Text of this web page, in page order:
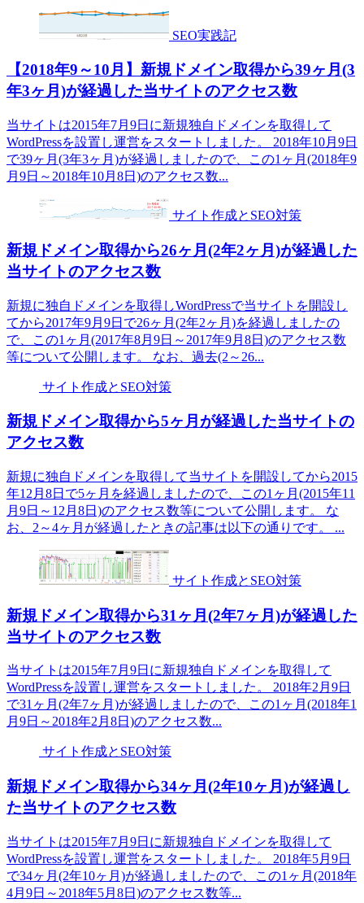
SEO実践記
【2018年9～10月】新規ドメイン取得から39ヶ月(3
年3ヶ月)が経過した当サイトのアクセス数
当サイトは2015年7月9日に新規独自ドメインを取得して
WordPressを設置し運営をスタートしました。 2018年10月9日
で39ヶ月(3年3ヶ月)が経過しましたので、この1ヶ月(2018年9
月9日～2018年10月8日)のアクセス数...
サイト作成とSEO対策
新規ドメイン取得から26ヶ月(2年2ヶ月)が経過した
当サイトのアクセス数
新規に独自ドメインを取得しWordPressで当サイトを開設し
てから2017年9月9日で26ヶ月(2年2ヶ月)を経過しましたの
で、この1ヶ月(2017年8月9日～2017年9月8日)のアクセス数
等について公開します。 なお、過去(2～26...
サイト作成とSEO対策
新規ドメイン取得から5ヶ月が経過した当サイトの
アクセス数
新規に独自ドメインを取得して当サイトを開設してから2015
年12月8日で5ヶ月を経過しましたので、この1ヶ月(2015年11
月9日～12月8日)のアクセス数等について公開します。 な
お、2～4ヶ月が経過したときの記事は以下の通りです。 ...
サイト作成とSEO対策
新規ドメイン取得から31ヶ月(2年7ヶ月)が経過した
当サイトのアクセス数
当サイトは2015年7月9日に新規独自ドメインを取得して
WordPressを設置し運営をスタートしました。 2018年2月9日
で31ヶ月(2年7ヶ月)が経過しましたので、この1ヶ月(2018年1
月9日～2018年2月8日)のアクセス数...
サイト作成とSEO対策
新規ドメイン取得から34ヶ月(2年10ヶ月)が経過し
た当サイトのアクセス数
当サイトは2015年7月9日に新規独自ドメインを取得して
WordPressを設置し運営をスタートしました。 2018年5月9日
で34ヶ月(2年10ヶ月)が経過しましたので、この1ヶ月(2018年
4月9日～2018年5月8日)のアクセス数等...